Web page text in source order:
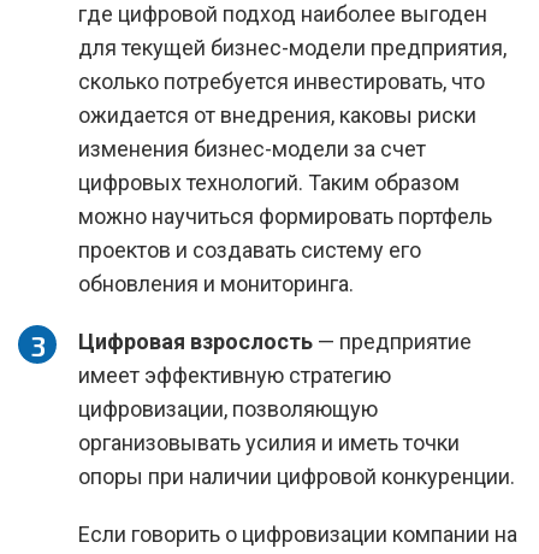
где цифровой подход наиболее выгоден
для текущей бизнес-модели предприятия,
сколько потребуется инвестировать, что
ожидается от внедрения, каковы риски
изменения бизнес-модели за счет
цифровых технологий. Таким образом
можно научиться формировать портфель
проектов и создавать систему его
обновления и мониторинга.
Цифровая взрослость — предприятие
имеет эффективную стратегию
цифровизации, позволяющую
организовывать усилия и иметь точки
опоры при наличии цифровой конкуренции.
Если говорить о цифровизации компании на